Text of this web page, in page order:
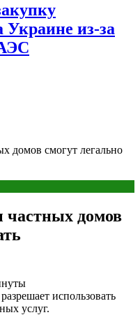
Украине из-за
домов смогут легально
домов
использовать
услуг.